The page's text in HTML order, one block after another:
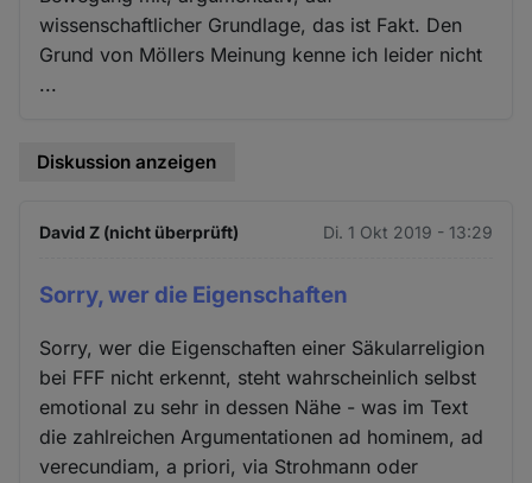
wissenschaftlicher Grundlage, das ist Fakt. Den
Grund von Möllers Meinung kenne ich leider nicht
...
Diskussion anzeigen
David Z (nicht überprüft) Di. 1 Okt 2019 - 13:29
Sorry, wer die Eigenschaften
Sorry, wer die Eigenschaften einer Säkularreligion
bei FFF nicht erkennt, steht wahrscheinlich selbst
emotional zu sehr in dessen Nähe - was im Text
die zahlreichen Argumentationen ad hominem, ad
verecundiam, a priori, via Strohmann oder